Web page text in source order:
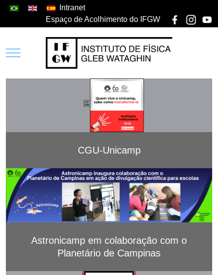
Intranet
Espaço de Acolhimento do IFGW
CGU-Unicamp
Astronicamp em colaboração com o
Planetário de Campinas